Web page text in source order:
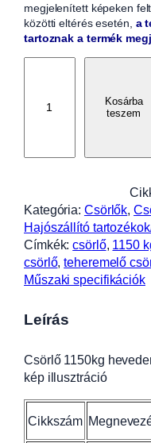
megjelenített képeken
közötti eltérés esetén, a
tartoznak a termék
5
0
k
g
h
e
e
r
r
e
Kosárba
teszem
Kategória: Csörlők,
Hajószállító
Címkék:csörlő, 1150
csörlő, teheremelő
Műszaki specifikációk
Leírás
Csörlő 1150kg
kép illusztráció
Cikkszám